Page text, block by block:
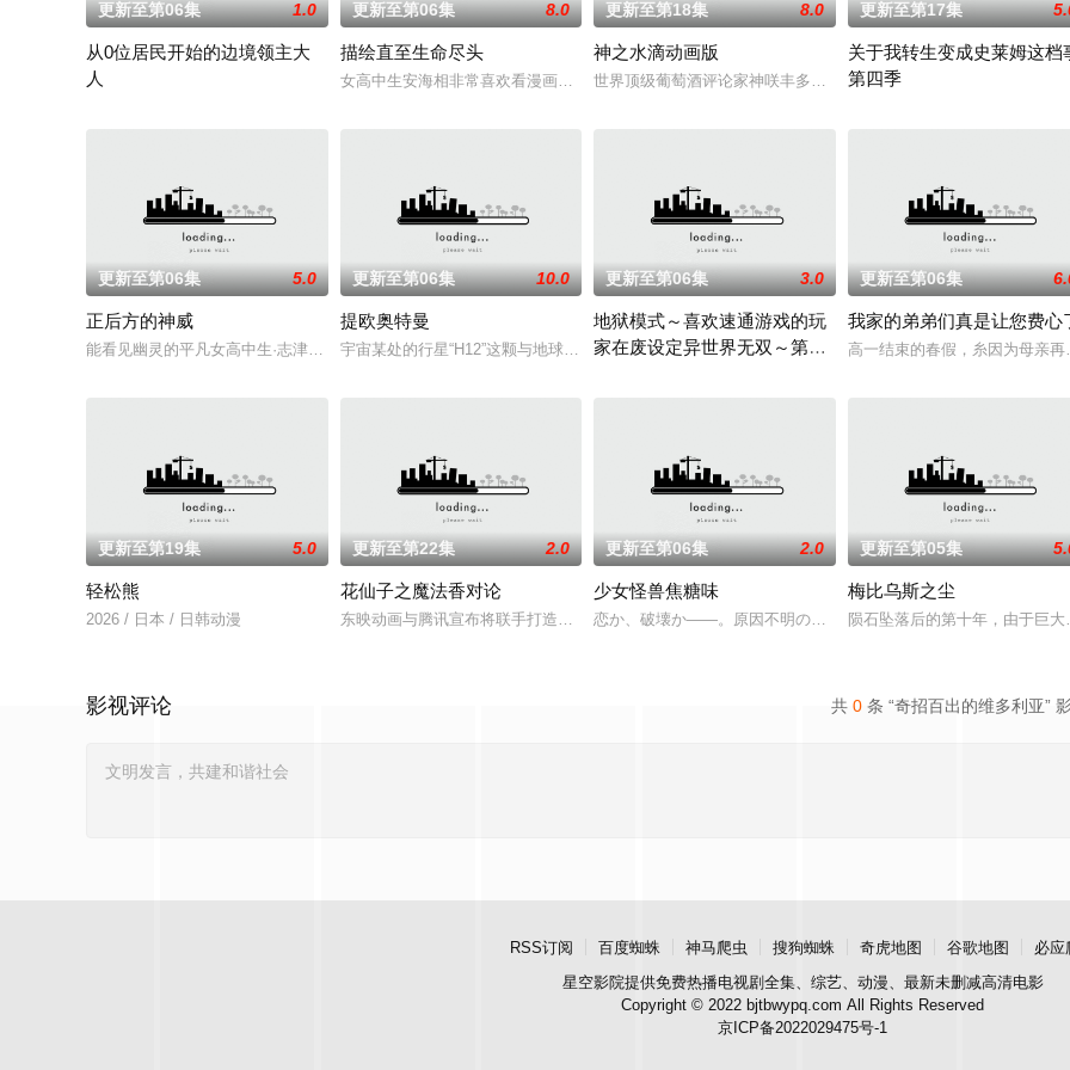
更新至第06集 1.0
从0位居民开始的边境领主大
人
更新至第06集 8.0
描绘直至生命尽头
女高中生安海相非常喜欢看漫画，尤其是 ☆野0 的《机器太与狸太》。国文老师手岛斥责她是浪费生命、
更新至第18集 8.0
神之水滴动画版
世界顶级葡萄酒评论家神咲丰多香去世以后，留下了价值20亿日圆的
更新至第17集
关于我转生变成史莱姆这档
第四季
更新至第06集 5.0
正后方的神威
能看见幽灵的平凡女高中生·志津香，利用容易吸引幽灵的特殊体质，从旁协助知名灵能力者·神威除灵。拥有压倒性灵力的神威，除灵方式却是
更新至第06集 10.0
提欧奥特曼
宇宙某处的行星“H12”这颗与地球极其相似的星球，某日遭到了来自外星的宇宙怪兽袭击在星球崩毁、走
更新至第06集 3.0
地狱模式～喜欢速通游戏的玩
家在废设定异世界无双～第二
更新至第06集
我家的弟弟们真是让您费心
高一结束的春假，糸因为母亲
更新至第19集 5.0
轻松熊
2026 / 日本 / 日韩动漫
更新至第22集 2.0
花仙子之魔法香对论
东映动画与腾讯宣布将联手打造『花仙子』全新动画新作将继承经典、结合潮流、呈现崭新的花仙子世界
更新至第06集 2.0
少女怪兽焦糖味
恋か、破壊か――。原因不明の病に悩まされている女子高生・赤石
更新至第05集
梅比乌斯之尘
陨石坠落后的第十年，由于巨
共 0 条 “奇招百出的维多利亚”
影视评论
RSS订阅 百度蜘蛛 神马爬虫 搜狗蜘蛛 奇虎地图 谷歌地图
必应
星空影院提供免费热播电视剧全集、综艺、动漫、最新未删减高清电影
Copyright © 2022 bjtbwypq.com All Rights Reserved
京ICP备2022029475号-1